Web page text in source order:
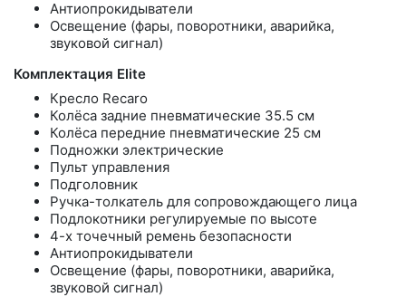
Антиопрокидыватели
Освещение (фары, поворотники, аварийка,
звуковой сигнал)
Комплектация Elite
Кресло Recaro
Колёса задние пневматические 35.5 см
Колёса передние пневматические 25 см
Подножки электрические
Пульт управления
Подголовник
Ручка-толкатель для сопровождающего лица
Подлокотники регулируемые по высоте
4-х точечный ремень безопасности
Антиопрокидыватели
Освещение (фары, поворотники, аварийка,
звуковой сигнал)